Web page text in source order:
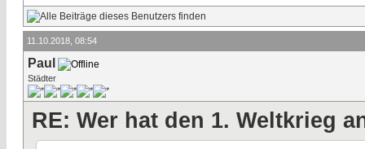
11.10.2018, 08:54
Paul
Städter
RE: Wer hat den 1. Weltkrieg